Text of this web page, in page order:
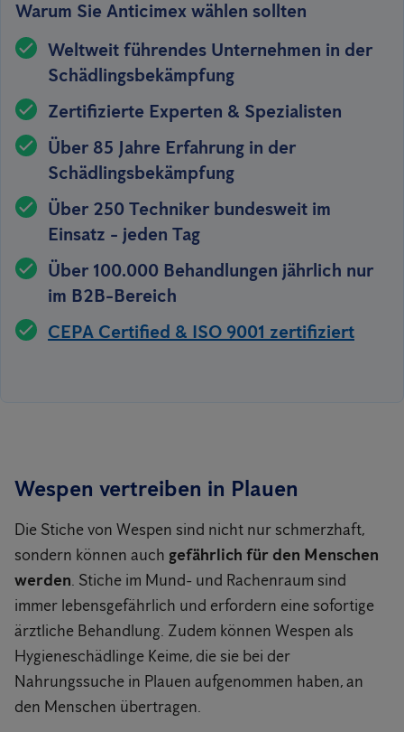
Warum Sie Anticimex wählen sollten
Weltweit führendes Unternehmen in der
Schädlingsbekämpfung
Zertifizierte Experten & Spezialisten
Über 85 Jahre Erfahrung in der
Schädlingsbekämpfung
Über 250 Techniker bundesweit im
Einsatz - jeden Tag
Über 100.000 Behandlungen jährlich nur
im B2B-Bereich
CEPA Certified & ISO 9001 zertifiziert
Wespen vertreiben in Plauen
Die Stiche von Wespen sind nicht nur schmerzhaft,
sondern können auch gefährlich für den Menschen
werden. Stiche im Mund- und Rachenraum sind
immer lebensgefährlich und erfordern eine sofortige
ärztliche Behandlung. Zudem können Wespen als
Hygieneschädlinge Keime, die sie bei der
Nahrungssuche in Plauen aufgenommen haben, an
den Menschen übertragen.